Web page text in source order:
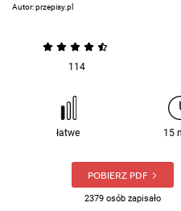
Autor:przepisy.pl
114
łatwe 15
POBIERZ PDF
2379 osób zapisało